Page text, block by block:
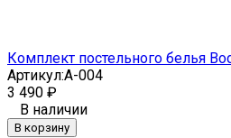
Комплект постельного белья
Артикул:A-004
3 490 ₽
В наличии
В корзину